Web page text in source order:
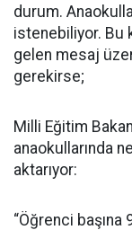
durum.
istenebiliyor. Bu
gelen mesaj
gerekirse;
Milli Eğitim
anaokullarında
aktarıyor:
“Öğrenci